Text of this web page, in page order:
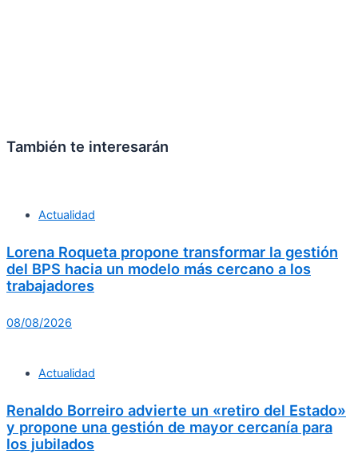
También te interesarán
Actualidad
Lorena Roqueta propone transformar la gestión
del BPS hacia un modelo más cercano a los
trabajadores
08/08/2026
Actualidad
Renaldo Borreiro advierte un «retiro del Estado»
y propone una gestión de mayor cercanía para
los jubilados